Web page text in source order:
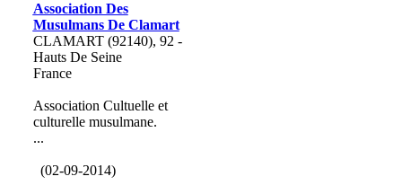
Association Des
Musulmans De Clamart
CLAMART (92140), 92 -
Hauts De Seine
France
Association Cultuelle et
culturelle musulmane.
...
(02-09-2014)